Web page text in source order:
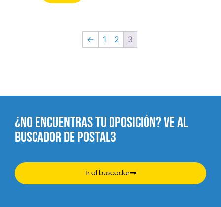
← 1 2 3
¿NO ENCUENTRAS TU OPOSICIÓN? VE AL
BUSCADOR DE POSTAL3
Ir al buscador